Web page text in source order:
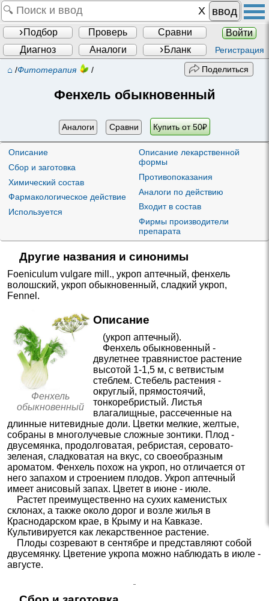
ввод
Подбор Проверь Сравни
Войти
Диагноз
Аналоги Бланк Регистрация
⌂ /Фитотерапия / Поделиться
Фенхель обыкновенный
Аналоги Сравни Купить от50₽
Описание
Сбор и заготовка
Химический состав
Фармакологическое действие
Используется
Описание лекарственной
формы
Противопоказания
Аналоги по действию
Входит в состав
Фирмы производители
препарата
Другие названия и синонимы
Foeniculum vulgare mill.,укроп аптечный,фенхель
волошский,укроп обыкновенный,сладкий укроп,
Fennel .
Фенхель
обыкновенный
Описание
(укроп аптечный).
Фенхель обыкновенный -
двулетнее травянистое растение
высотой 1-1,5 м, с ветвистым
стеблем. Стебель растения -
округлый, прямостоячий,
тонкоребристый. Листья
влагалищные, рассеченные на
длинные нитевидные доли. Цветки мелкие, желтые,
собраны в многолучевые сложные зонтики. Плод -
двусемянка, продолговатая, ребристая, серовато-
зеленая, сладковатая на вкус, со своеобразным
ароматом. Фенхель похож на укроп, но отличается от
него запахом и строением плодов. Укроп аптечный
имеет анисовый запах. Цветет в июне - июле.
Растет преимущественно на сухих каменистых
склонах, а также около дорог и возле жилья в
Краснодарском крае, в Крыму и на Кавказе.
Культивируется как лекарственное растение.
Плоды созревают в сентябре и представляют собой
двусемянку. Цветение укропа можно наблюдать в июле -
августе.